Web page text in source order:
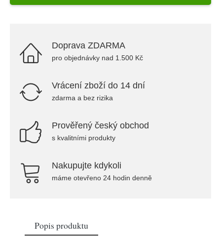
Doprava ZDARMA
pro objednávky nad 1.500 Kč
Vrácení zboží do 14 dní
zdarma a bez rizika
Prověřený český obchod
s kvalitními produkty
Nakupujte kdykoli
máme otevřeno 24 hodin denně
Popis produktu